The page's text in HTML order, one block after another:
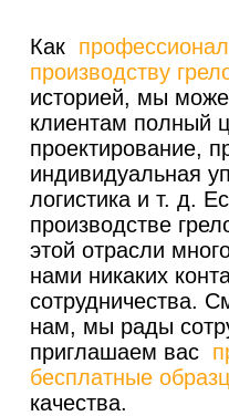
Как
производству
историей, мы
клиентам полный
проектирование,
индивидуальная
логистика и т. д.
производстве
этой отрасли
нами никаких
сотрудничества.
нам, мы рады
приглашаем вас
бесплатные
качества.